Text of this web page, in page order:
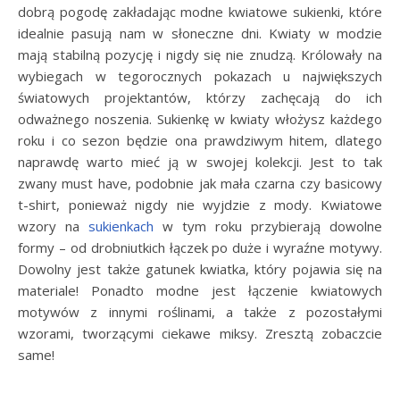
dobrą pogodę zakładając modne kwiatowe sukienki, które
idealnie pasują nam w słoneczne dni. Kwiaty w modzie
mają stabilną pozycję i nigdy się nie znudzą. Królowały na
wybiegach w tegorocznych pokazach u największych
światowych projektantów, którzy zachęcają do ich
odważnego noszenia. Sukienkę w kwiaty włożysz każdego
roku i co sezon będzie ona prawdziwym hitem, dlatego
naprawdę warto mieć ją w swojej kolekcji. Jest to tak
zwany must have, podobnie jak mała czarna czy basicowy
t-shirt, ponieważ nigdy nie wyjdzie z mody. Kwiatowe
wzory na sukienkach w tym roku przybierają dowolne
formy – od drobniutkich łączek po duże i wyraźne motywy.
Dowolny jest także gatunek kwiatka, który pojawia się na
materiale! Ponadto modne jest łączenie kwiatowych
motywów z innymi roślinami, a także z pozostałymi
wzorami, tworzącymi ciekawe miksy. Zresztą zobaczcie
same!